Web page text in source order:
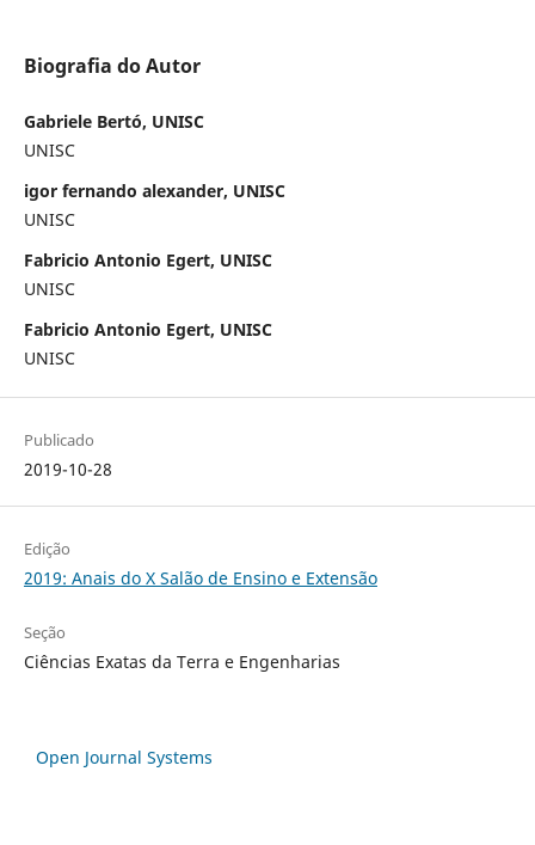
Biografia do Autor
Gabriele Bertó, UNISC
UNISC
igor fernando alexander, UNISC
UNISC
Fabricio Antonio Egert, UNISC
UNISC
Fabricio Antonio Egert, UNISC
UNISC
Publicado
2019-10-28
Edição
2019: Anais do X Salão de Ensino e Extensão
Seção
Ciências Exatas da Terra e Engenharias
Open Journal Systems